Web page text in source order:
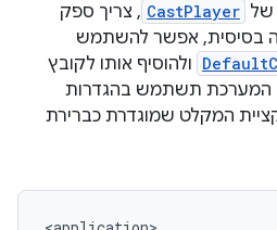
של CastPlayer , צריך ספק
בסיסית, אפשר להשתמש
ולהוסיף אותו לקובץ
המערכת תשתמש בהגדרות
המקלט שמוגדרת כברירת